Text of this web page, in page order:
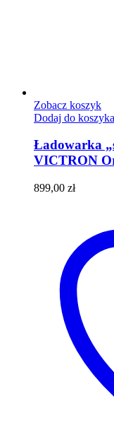
Zobacz koszyk
Dodaj do koszyka
Ładowarka
VICTRON
899,00 zł